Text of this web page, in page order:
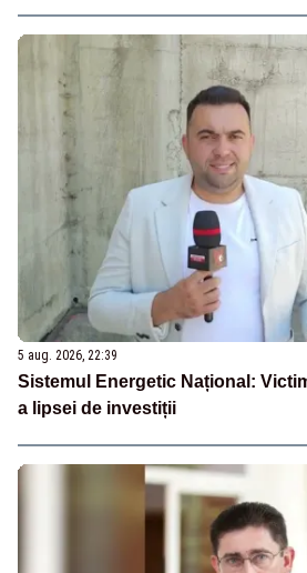
5 aug. 2026, 22:39
Sistemul Energetic Național:
a lipsei de investiții